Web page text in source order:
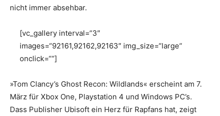
nicht immer absehbar.
[vc_gallery interval=“3″
images=“92161,92162,92163″ img_size=“large“
onclick=““]
»Tom Clancy’s Ghost Recon: Wildlands« erscheint am 7.
März für Xbox One, Playstation 4 und Windows PC’s.
Dass Publisher Ubisoft ein Herz für Rapfans hat, zeigt